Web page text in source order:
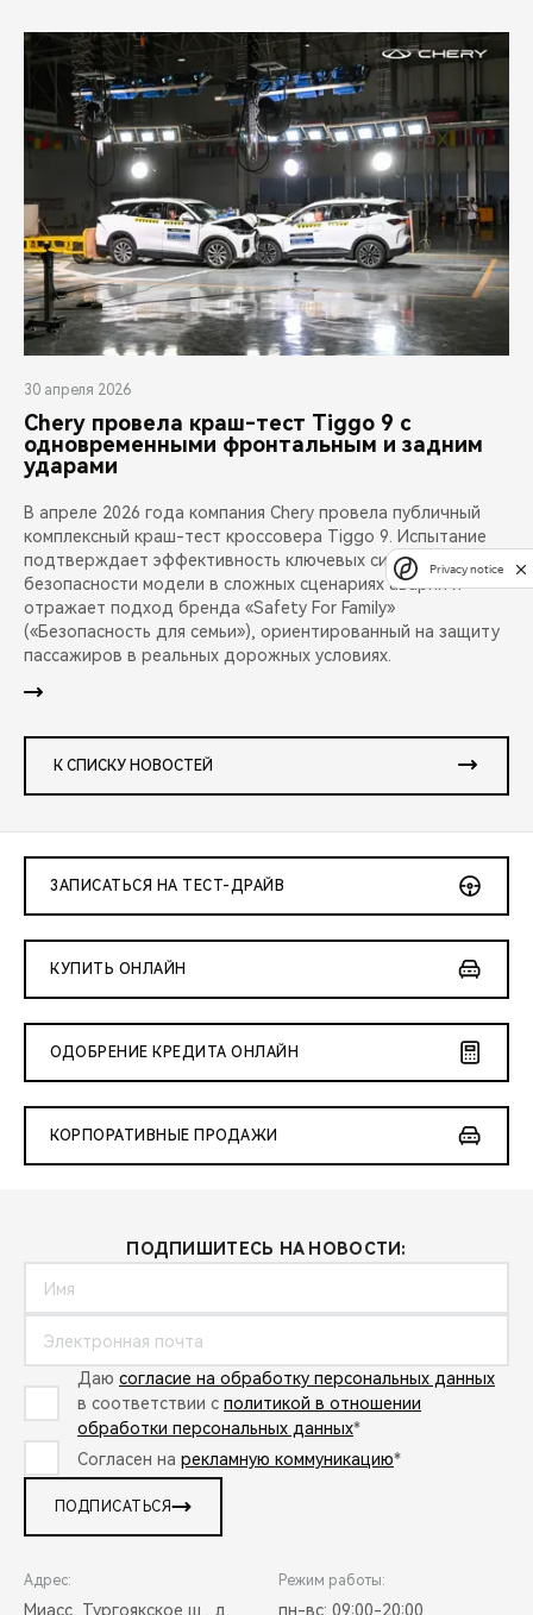
30 апреля 2026
Chery провела краш-тест Tiggo 9 с
одновременными фронтальным и задним
ударами
В апреле 2026 года компания Chery провела публичный
комплексный краш-тест кроссовера Tiggo 9. Испытание
подтверждает эффективность ключевых систем
безопасности модели в сложных сценариях аварий и
отражает подход бренда «Safety For Family»
(«Безопасность для семьи»), ориентированный на защиту
пассажиров в реальных дорожных условиях.
К СПИСКУ НОВОСТЕЙ
ЗАПИСАТЬСЯ НА ТЕСТ-ДРАЙВ
КУПИТЬ ОНЛАЙН
ОДОБРЕНИЕ КРЕДИТА ОНЛАЙН
КОРПОРАТИВНЫЕ ПРОДАЖИ
ПОДПИШИТЕСЬ НА НОВОСТИ:
Даю согласие на обработку персональных данных
в соответствии с политикой в отношении
обработки персональных данных*
Согласен на рекламную коммуникацию*
ПОДПИСАТЬСЯ
Адрес:
Миасс, Тургоякское ш., д.
Режим работы:
пн-вс: 09:00-20:00
Privacy notice